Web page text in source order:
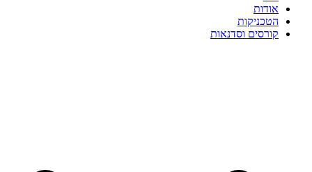
אודות
הטכניקות
קורסים וסדנאות